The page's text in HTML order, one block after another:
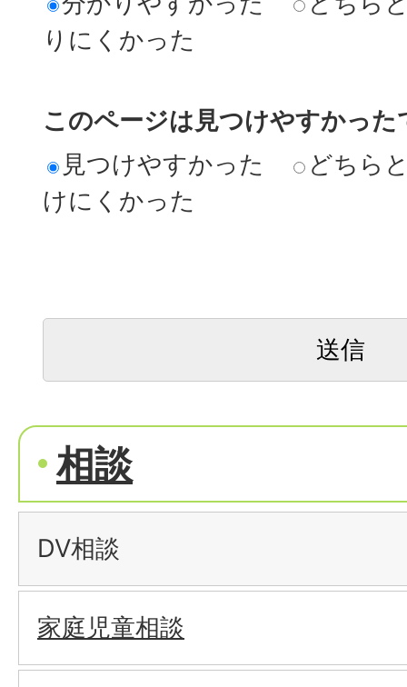
りにくかった
このページは見つけやすかった
見つけやすかった
どちら
けにくかった
相談
DV相談
家庭児童相談